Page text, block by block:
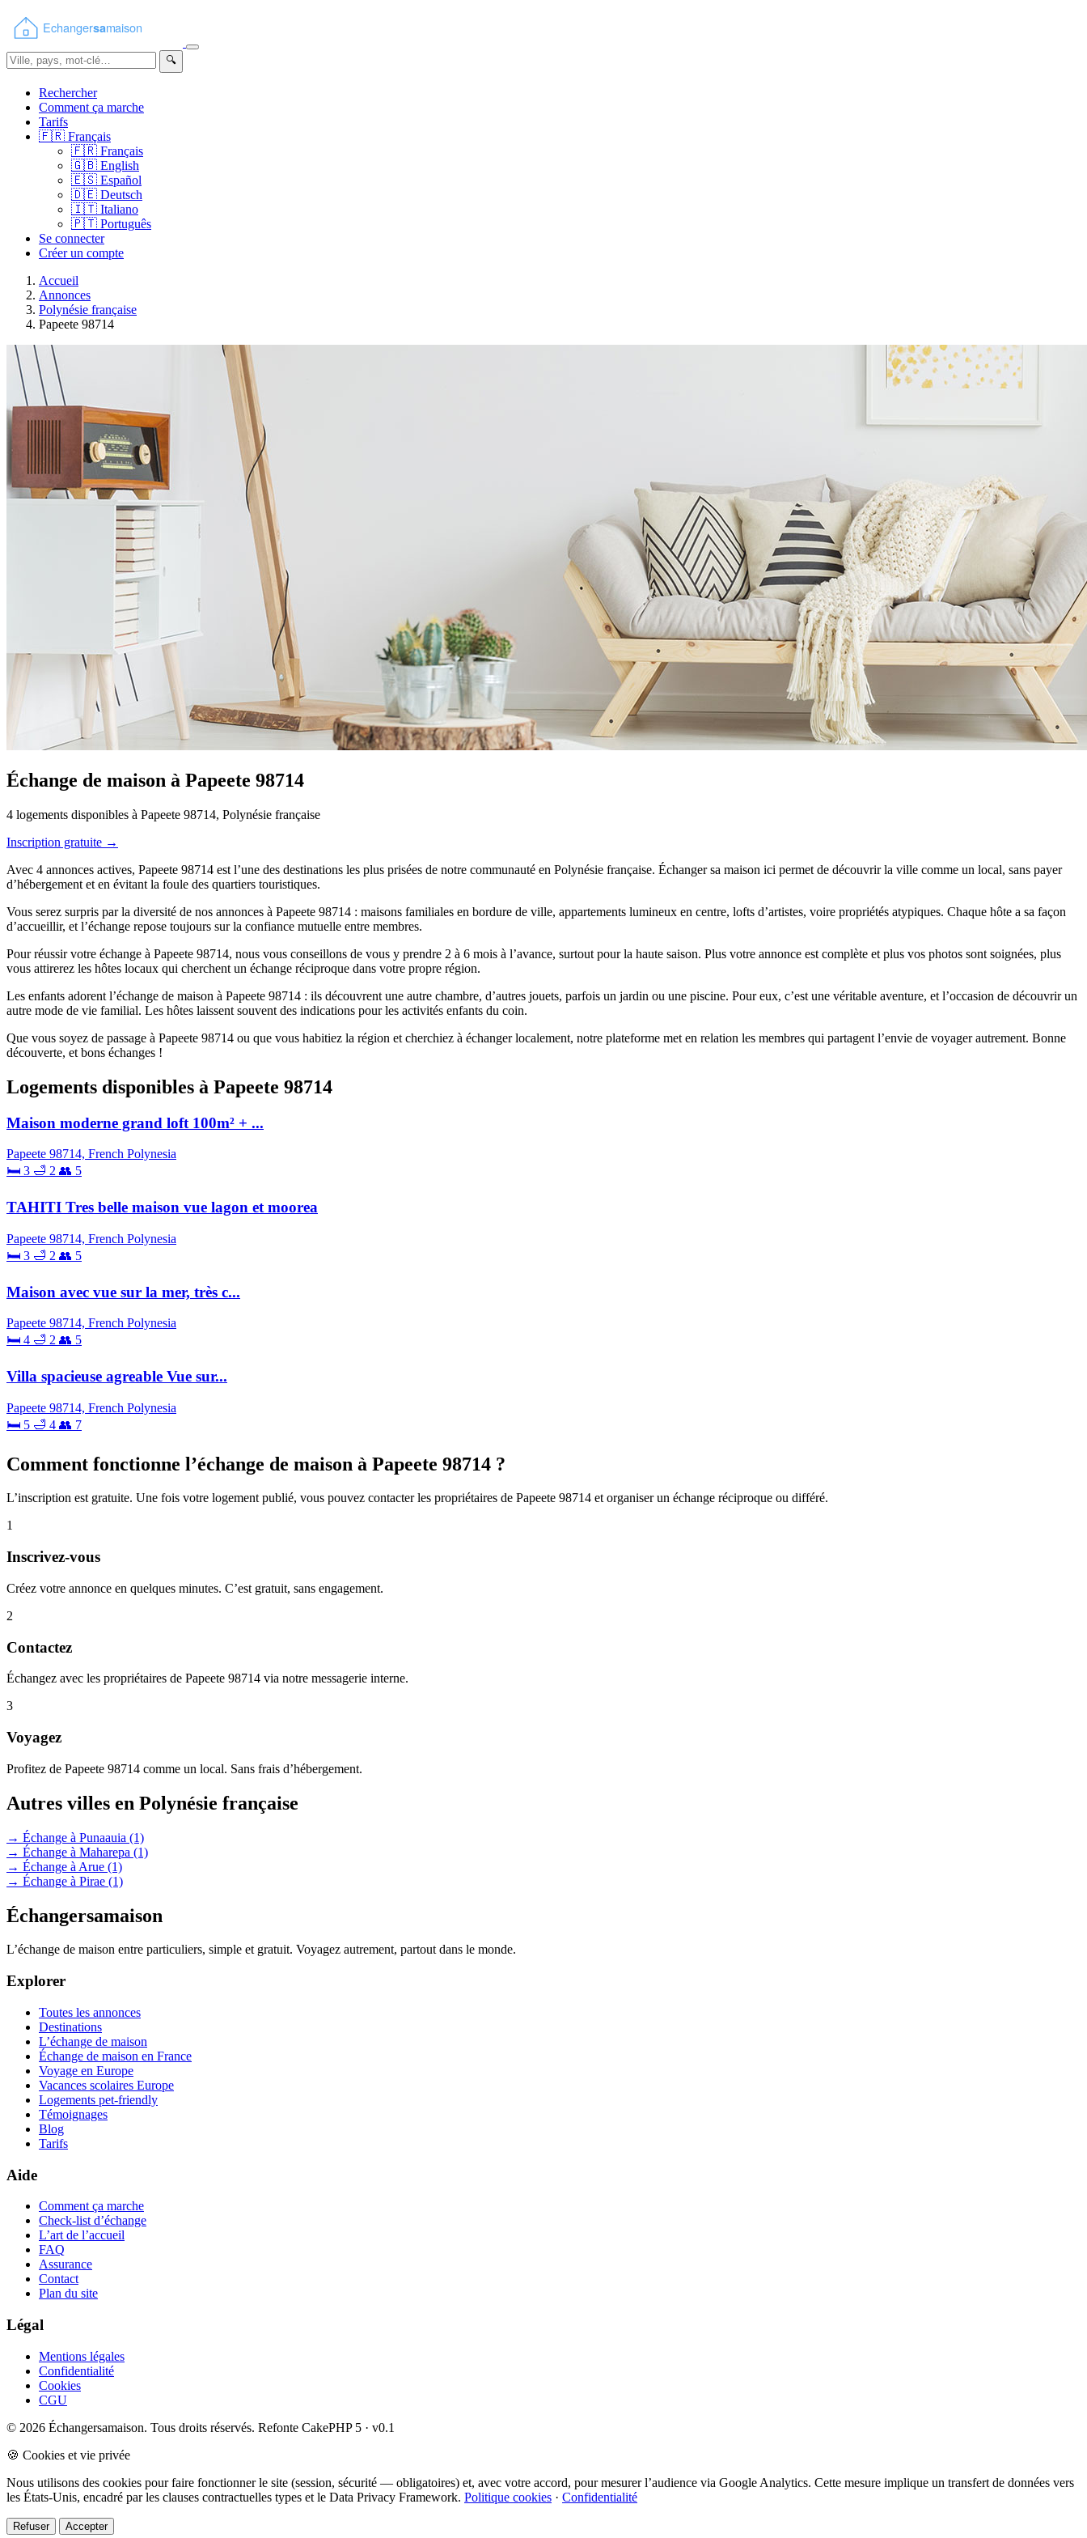
🔍
Rechercher
Comment ça marche
Tarifs
🇫🇷 Français
🇫🇷 Français
🇬🇧 English
🇪🇸 Español
🇩🇪 Deutsch
🇮🇹 Italiano
🇵🇹 Português
Se connecter
Créer un compte
Accueil
Annonces
Polynésie française
Papeete 98714
Échange de maison à Papeete 98714
4 logements disponibles à Papeete 98714, Polynésie française
Inscription gratuite →
Avec 4 annonces actives, Papeete 98714 est l’une des destinations les plus prisées de notre communauté en Polynésie française. Échanger sa maison ici permet de découvrir la ville comme un local, sans payer
d’hébergement et en évitant la foule des quartiers touristiques.
Vous serez surpris par la diversité de nos annonces à Papeete 98714 : maisons familiales en bordure de ville, appartements lumineux en centre, lofts d’artistes, voire propriétés atypiques. Chaque hôte a sa façon
d’accueillir, et l’échange repose toujours sur la confiance mutuelle entre membres.
Pour réussir votre échange à Papeete 98714, nous vous conseillons de vous y prendre 2 à 6 mois à l’avance, surtout pour la haute saison. Plus votre annonce est complète et plus vos photos sont soignées, plus
vous attirerez les hôtes locaux qui cherchent un échange réciproque dans votre propre région.
Les enfants adorent l’échange de maison à Papeete 98714 : ils découvrent une autre chambre, d’autres jouets, parfois un jardin ou une piscine. Pour eux, c’est une véritable aventure, et l’occasion de découvrir un
autre mode de vie familial. Les hôtes laissent souvent des indications pour les activités enfants du coin.
Que vous soyez de passage à Papeete 98714 ou que vous habitiez la région et cherchiez à échanger localement, notre plateforme met en relation les membres qui partagent l’envie de voyager autrement. Bonne
découverte, et bons échanges !
Logements disponibles à Papeete 98714
Maison moderne grand loft 100m² + ...
Papeete 98714, French Polynesia
🛏 3 🛁 2 👥 5
TAHITI Tres belle maison vue lagon et moorea
Papeete 98714, French Polynesia
🛏 3 🛁 2 👥 5
Maison avec vue sur la mer, très c...
Papeete 98714, French Polynesia
🛏 4 🛁 2 👥 5
Villa spacieuse agreable Vue sur...
Papeete 98714, French Polynesia
🛏 5 🛁 4 👥 7
Comment fonctionne l’échange de maison à Papeete 98714 ?
L’inscription est gratuite. Une fois votre logement publié, vous pouvez contacter les propriétaires de Papeete 98714 et organiser un échange réciproque ou différé.
1
Inscrivez-vous
Créez votre annonce en quelques minutes. C’est gratuit, sans engagement.
2
Contactez
Échangez avec les propriétaires de Papeete 98714 via notre messagerie interne.
3
Voyagez
Profitez de Papeete 98714 comme un local. Sans frais d’hébergement.
Autres villes en Polynésie française
→ Échange à Punaauia (1)
→ Échange à Maharepa (1)
→ Échange à Arue (1)
→ Échange à Pirae (1)
Échangersamaison
L’échange de maison entre particuliers, simple et gratuit. Voyagez autrement, partout dans le monde.
Explorer
Toutes les annonces
Destinations
L’échange de maison
Échange de maison en France
Voyage en Europe
Vacances scolaires Europe
Logements pet-friendly
Témoignages
Blog
Tarifs
Aide
Comment ça marche
Check-list d’échange
L’art de l’accueil
FAQ
Assurance
Contact
Plan du site
Légal
Mentions légales
Confidentialité
Cookies
CGU
© 2026 Échangersamaison. Tous droits réservés. Refonte CakePHP 5 · v0.1
🍪 Cookies et vie privée
Nous utilisons des cookies pour faire fonctionner le site (session, sécurité — obligatoires) et, avec votre accord, pour mesurer l’audience via Google Analytics. Cette mesure implique un transfert de données vers
les États-Unis, encadré par les clauses contractuelles types et le Data Privacy Framework. Politique cookies · Confidentialité
Refuser Accepter